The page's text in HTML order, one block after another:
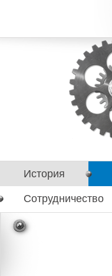
История
Сотрудничество